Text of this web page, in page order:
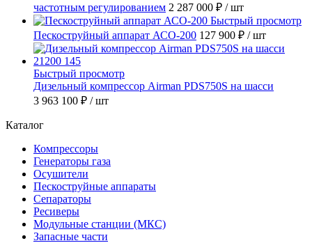
частотным регулированием 2 287 000 ₽ / шт
Быстрый просмотр
Пескоструйный аппарат АСО-200 127 900 ₽ / шт
Быстрый просмотр
Дизельный компрессор Airman PDS750S на шасси
3 963 100 ₽ / шт
Каталог
Компрессоры
Генераторы газа
Осушители
Пескоструйные аппараты
Сепараторы
Ресиверы
Модульные станции (МКС)
Запасные части